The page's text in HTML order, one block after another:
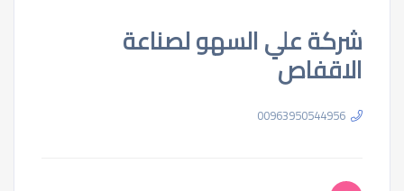
شركة علي السهو لصناعة
الاقفاص
00963950544956